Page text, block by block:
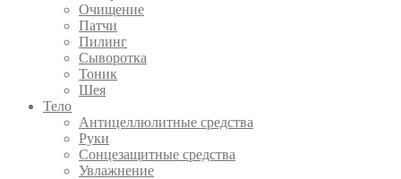
Очищение
Патчи
Пилинг
Сыворотка
Тоник
Шея
Тело
Антицеллюлитные средства
Руки
Сонцезащитные средства
Увлажнение